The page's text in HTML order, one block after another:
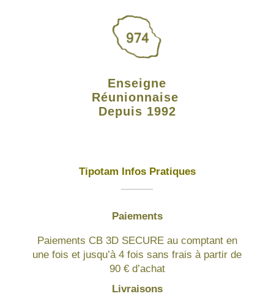
Enseigne
Réunionnaise
Depuis 1992
Tipotam Infos Pratiques
Paiements
Paiements CB 3D SECURE au comptant en
une fois et jusqu’à 4 fois sans frais à partir de
90 € d’achat
Livraisons